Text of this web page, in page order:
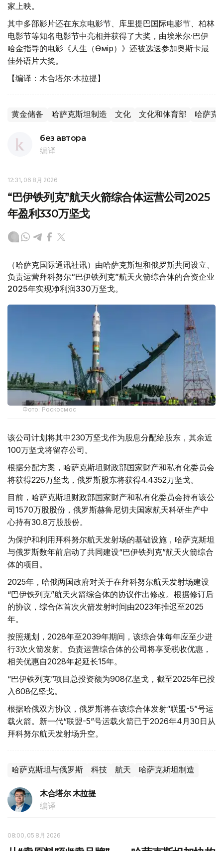
家上映。
其中多部影片还在东京电影节、库里提巴国际电影节、柏林
电影节等知名电影节中亮相并获得了大奖，由埃米尔·巴伊
哈金指导的电影《人生（Өмір）》还被选送参加奥斯卡最
佳外语片大奖。
【编译：木合塔尔·木拉提】
黄金储备 哈萨克斯坦制造 文化 文化和体育部 哈萨克
без автора
编译
12:31, 06 8月 2026
“巴伊铁列克”航天火箭综合体运营公司2025
年盈利330万坚戈
（哈萨克国际通讯社讯）由哈萨克斯坦和俄罗斯共同设立、
负责运营拜科努尔“巴伊铁列克”航天火箭综合体的合资企业
2025年实现净利润330万坚戈。
Фото: Роскосмос
该公司计划将其中230万坚戈作为股息分配给股东，其余近
100万坚戈将留存公司。
根据分配方案，哈萨克斯坦财政部国家财产和私有化委员会
将获得226万坚戈，俄罗斯股东将获得4.4352万坚戈。
目前，哈萨克斯坦财政部国家财产和私有化委员会持有该公
司1570万股股份，俄罗斯赫鲁尼切夫国家航天科研生产中
心持有30.8万股股份。
为保护和利用拜科努尔航天发射场的基础设施，哈萨克斯坦
与俄罗斯数年前启动了共同建设“巴伊铁列克”航天火箭综合
体的项目。
2025年，哈俄两国政府对关于在拜科努尔航天发射场建设
“巴伊铁列克”航天火箭综合体的协议作出修改。根据修订后
的协议，综合体首次火箭发射时间由2023年推迟至2025
年。
按照规划，2028年至2039年期间，该综合体每年应至少进
行3次火箭发射。负责运营综合体的公司将享受税收优惠，
相关优惠自2028年起延长15年。
“巴伊铁列克”项目总投资额为908亿坚戈，截至2025年已投
入608亿坚戈。
根据哈俄双方协议，俄罗斯将在该综合体发射“联盟-5”号运
载火箭。新一代“联盟-5”号运载火箭已于2026年4月30日从
拜科努尔航天发射场升空。
哈萨克斯坦与俄罗斯 科技 航天 哈萨克斯坦制造
木合塔尔 木拉提
编译
08:00, 05 8月 2026